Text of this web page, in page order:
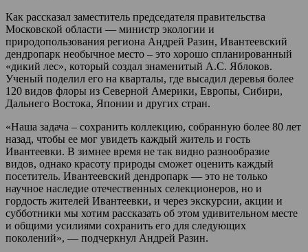
Как рассказал заместитель председателя правительства
Московской области — министр экологии и
природопользования региона Андрей Разин, Ивантеевский
дендропарк необычное место – это хорошо спланированный
«дикий лес», который создал знаменитый А.С. Яблоков.
Ученый поделил его на кварталы, где высадил деревья более
120 видов флоры из Северной Америки, Европы, Сибири,
Дальнего Востока, Японии и других стран.
«Наша задача – сохранить коллекцию, собранную более 80 лет
назад, чтобы ее мог увидеть каждый житель и гость
Ивантеевки. В зимнее время не так видно разнообразие
видов, однако красоту природы сможет оценить каждый
посетитель. Ивантеевский дендропарк — это не только
научное наследие отечественных селекционеров, но и
гордость жителей Ивантеевки, и через экскурсии, акции и
субботники мы хотим рассказать об этом удивительном месте
и общими усилиями сохранить его для следующих
поколений», — подчеркнул Андрей Разин.